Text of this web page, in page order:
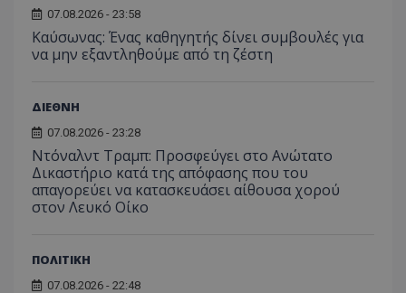
07.08.2026 - 23:58
Kαύσωνας: Ένας καθηγητής δίνει συμβουλές για
να μην εξαντληθούμε από τη ζέστη
ΔΙΕΘΝΗ
07.08.2026 - 23:28
Ντόναλντ Τραμπ: Προσφεύγει στο Ανώτατο
Δικαστήριο κατά της απόφασης που του
απαγορεύει να κατασκευάσει αίθουσα χορού
στον Λευκό Οίκο
ΠΟΛΙΤΙΚΗ
07.08.2026 - 22:48
_ga_J7RS52TMNC
.tothemaonline.com
1 χρόνος 1